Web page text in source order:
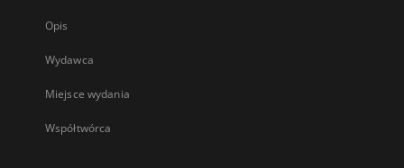
Opis
Wydawca
Miejsce wydania
Współtwórca